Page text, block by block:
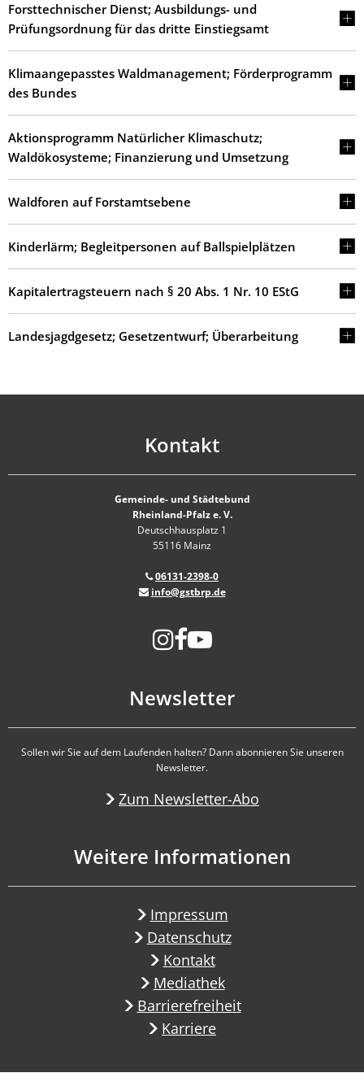
Forsttechnischer Dienst; Ausbildungs- und
Prüfungsordnung für das dritte Einstiegsamt
Klimaangepasstes Waldmanagement; Förderprogramm
des Bundes
Aktionsprogramm Natürlicher Klimaschutz;
Waldökosysteme; Finanzierung und Umsetzung
Waldforen auf Forstamtsebene
Kinderlärm; Begleitpersonen auf Ballspielplätzen
Kapitalertragsteuern nach § 20 Abs. 1 Nr. 10 EStG
Landesjagdgesetz; Gesetzentwurf; Überarbeitung
Kontakt
Gemeinde- und Städtebund
Rheinland-Pfalz e. V.
Deutschhausplatz 1
55116 Mainz
06131-2398-0
info@gstbrp.de
Newsletter
Sollen wir Sie auf dem Laufenden halten? Dann abonnieren Sie unseren
Newsletter.
Zum Newsletter-Abo
Weitere Informationen
Impressum
Datenschutz
Kontakt
Mediathek
Barrierefreiheit
Karriere